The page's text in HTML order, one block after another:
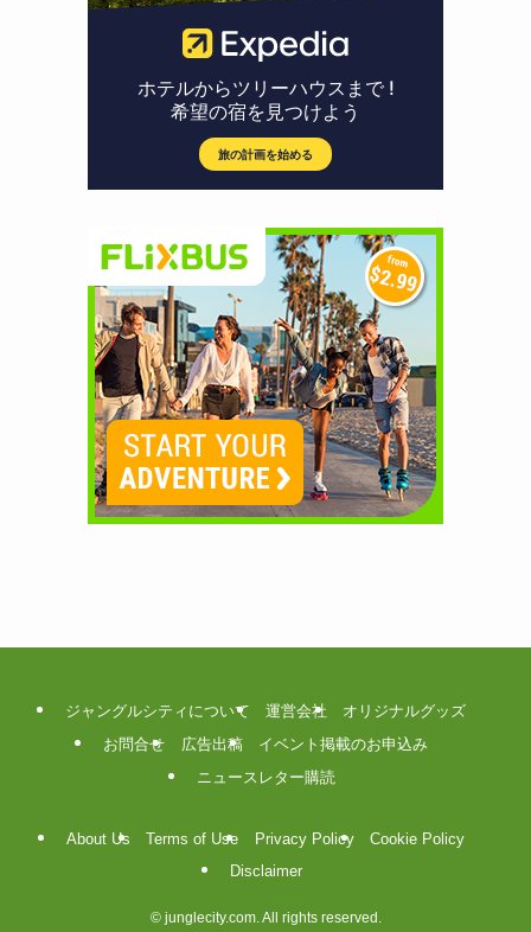
ジャングルシティについて 運営会社
オリジナルグッズ
お問合せ
広告出稿
イベント掲載のお申込み
ニュースレター購読
About Us Terms of Use Privacy Policy
Cookie Policy
Disclaimer
©junglecity.com. All rights reserved.